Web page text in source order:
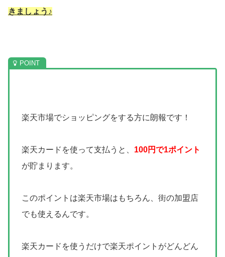
きましょう♪
楽天市場でショッピングをする方に朗報です！
楽天カードを使って支払うと、 100円で1ポイント
が貯まります。
このポイントは楽天市場はもちろん、街の加盟店
でも使えるんです。
楽天カードを使うだけで楽天ポイントがどんどん